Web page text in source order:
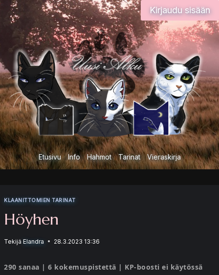
Siirry
sisältöön
Kirjaudu sisään
Etusivu Info Hahmot Tarinat Vieraskirja
KLAANITTOMIEN TARINAT
Höyhen
Tekijä Elandra 28.3.2023 13:36
290 sanaa | 6 kokemuspistettä | KP-boosti ei käytössä